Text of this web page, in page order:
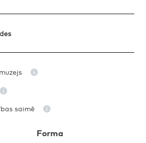
saimē
Forma